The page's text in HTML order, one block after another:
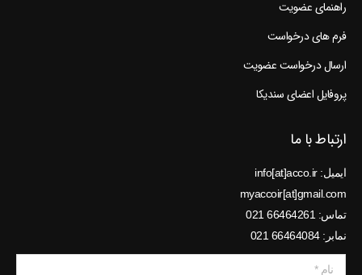
راهنمای عضویت
فرم های درخواست
ارسال درخواست عضویت
پروفایل اعضای سندیکا
ارتباط با ما
ایمیل: info[at]acco.ir
myaccoir[at]gmail.com
تماس: 66464261 021
نمابر: 66464084 021
نام *